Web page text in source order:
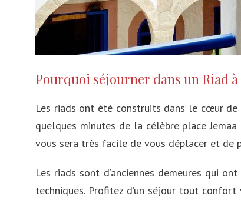
Pourquoi séjourner dans un Riad
Les riads ont été construits dans le cœur
quelques minutes de la célèbre place
vous sera très facile de vous déplacer et de
Les riads sont d’anciennes demeures qui
techniques. Profitez d’un séjour tout